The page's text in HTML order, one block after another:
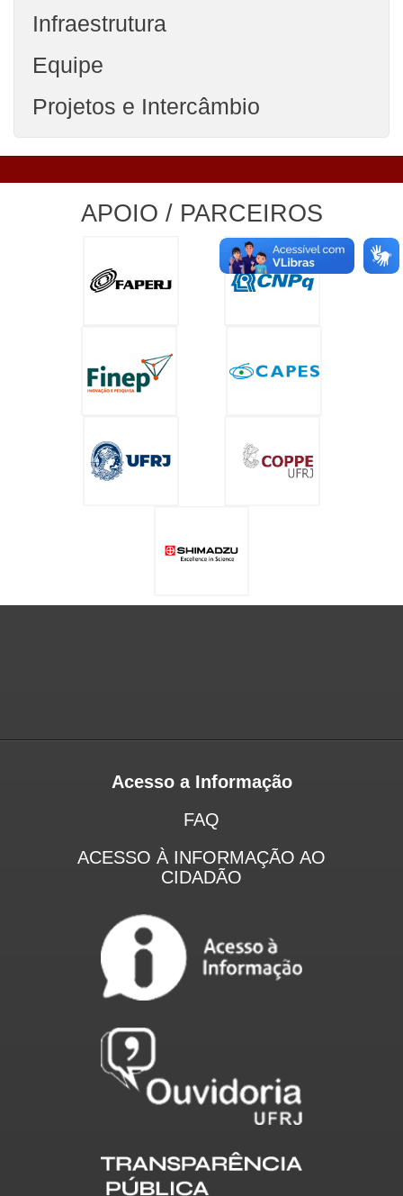
Infraestrutura
Equipe
Projetos e Intercâmbio
APOIO / PARCEIROS
Acesso a Informação
FAQ
ACESSO À INFORMAÇÃO AO
CIDADÃO